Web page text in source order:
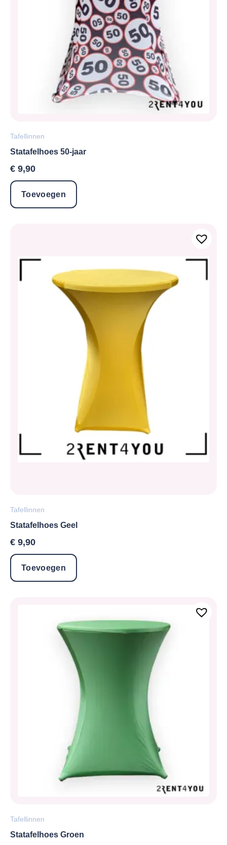
Tafellinnen
Statafelhoes 50-jaar
€ 9,90
Toevoegen
Tafellinnen
Statafelhoes Geel
€ 9,90
Toevoegen
Tafellinnen
Statafelhoes Groen